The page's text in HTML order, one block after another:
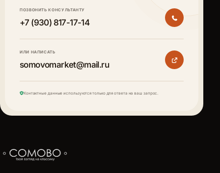
ПОЗВОНИТЬ КОНСУЛЬТАНТУ
+7 (930) 817-17-14
ИЛИ НАПИСАТЬ
somovomarket@mail.ru
Контактные данные используются только для ответа на ваш запрос.